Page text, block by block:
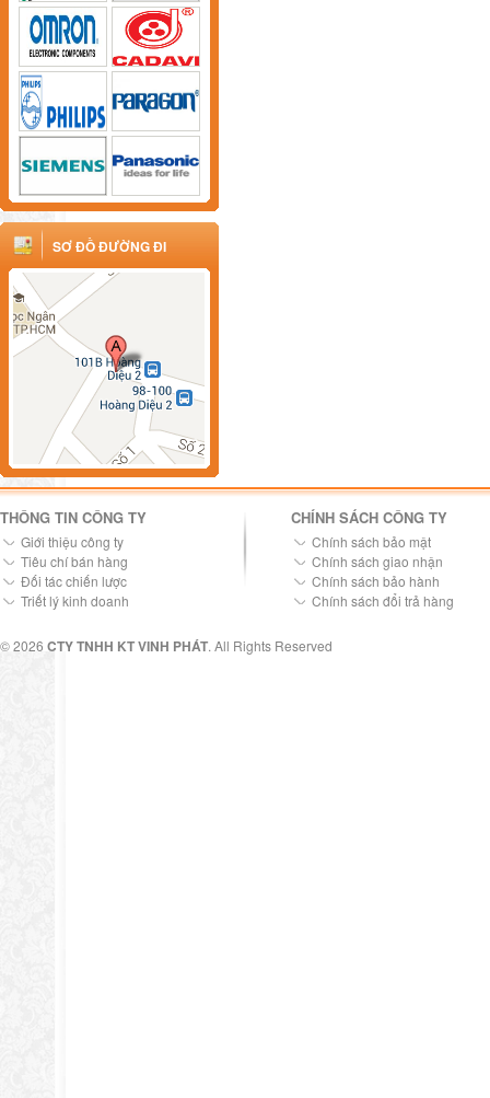
SƠ ĐỒ ĐƯỜNG ĐI
THÔNG TIN CÔNG TY
Giới thiệu công ty
Tiêu chí bán hàng
Đối tác chiến lược
Triết lý kinh doanh
CHÍNH SÁCH CÔNG TY
Chính sách bảo mật
Chính sách giao nhận
Chính sách bảo hành
Chính sách đổi trả hàng
© 2026 CTY TNHH KT VINH PHÁT. All Rights Reserved